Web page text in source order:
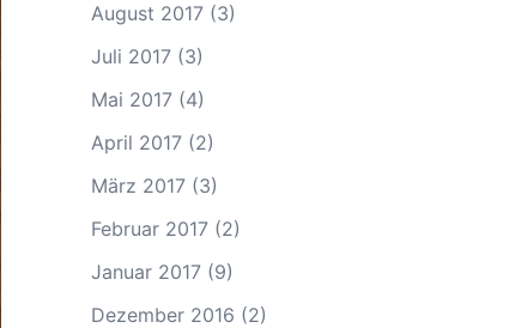
August 2017(3)
Juli 2017(3)
Mai 2017(4)
April 2017(2)
März 2017(3)
Februar 2017(2)
Januar 2017(9)
Dezember 2016 (2)